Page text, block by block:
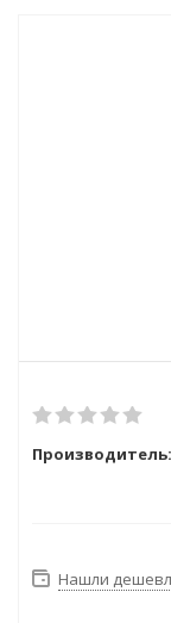
Производитель:
Нашли